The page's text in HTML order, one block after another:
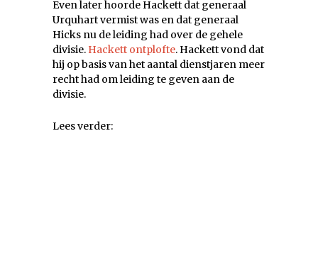
Even later hoorde Hackett dat generaal
Urquhart vermist was en dat generaal
Hicks nu de leiding had over de gehele
divisie. Hackett ontplofte. Hackett vond dat
hij op basis van het aantal dienstjaren meer
recht had om leiding te geven aan de
divisie.
Lees verder: